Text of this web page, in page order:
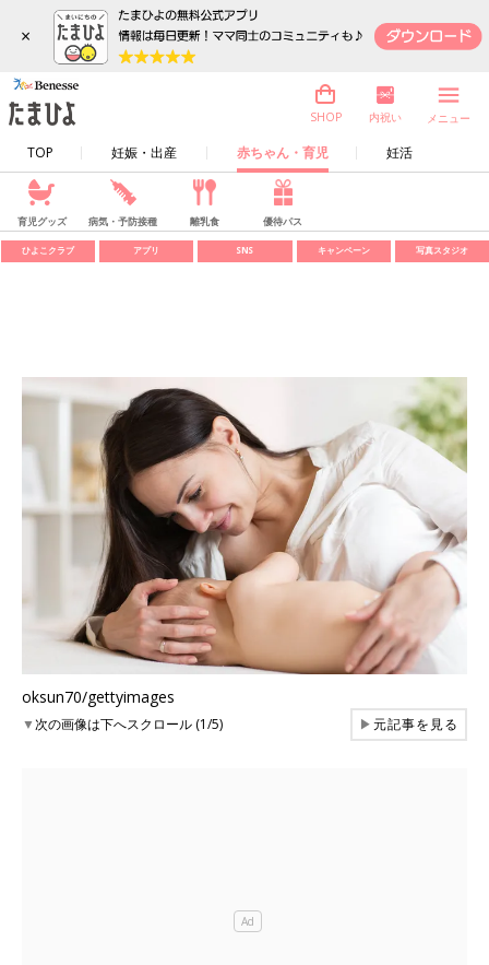
×
TOP 妊娠・出産 赤ちゃん・育児 妊活
SHOP 内祝い メニュー
育児グッズ 病気・予防接種 離乳食 優待パス
ひよこクラブ アプリ SNS キャンペーン 写真スタジオ
oksun70/gettyimages
▼次の画像は下へスクロール (1/5) ▶元記事を見る